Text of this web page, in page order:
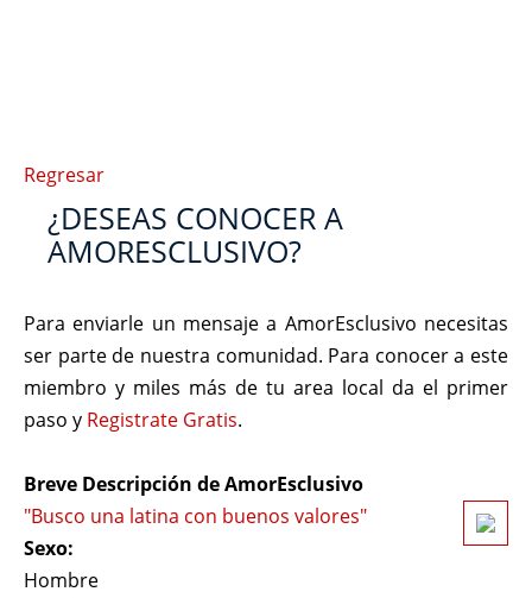
Regresar
¿DESEAS CONOCER A
AMORESCLUSIVO?
Para enviarle un mensaje a AmorEsclusivo necesitas
ser parte de nuestra comunidad. Para conocer a este
miembro y miles más de tu area local da el primer
paso y Registrate Gratis.
Breve Descripción de AmorEsclusivo
"Busco una latina con buenos valores"
Sexo:
Hombre